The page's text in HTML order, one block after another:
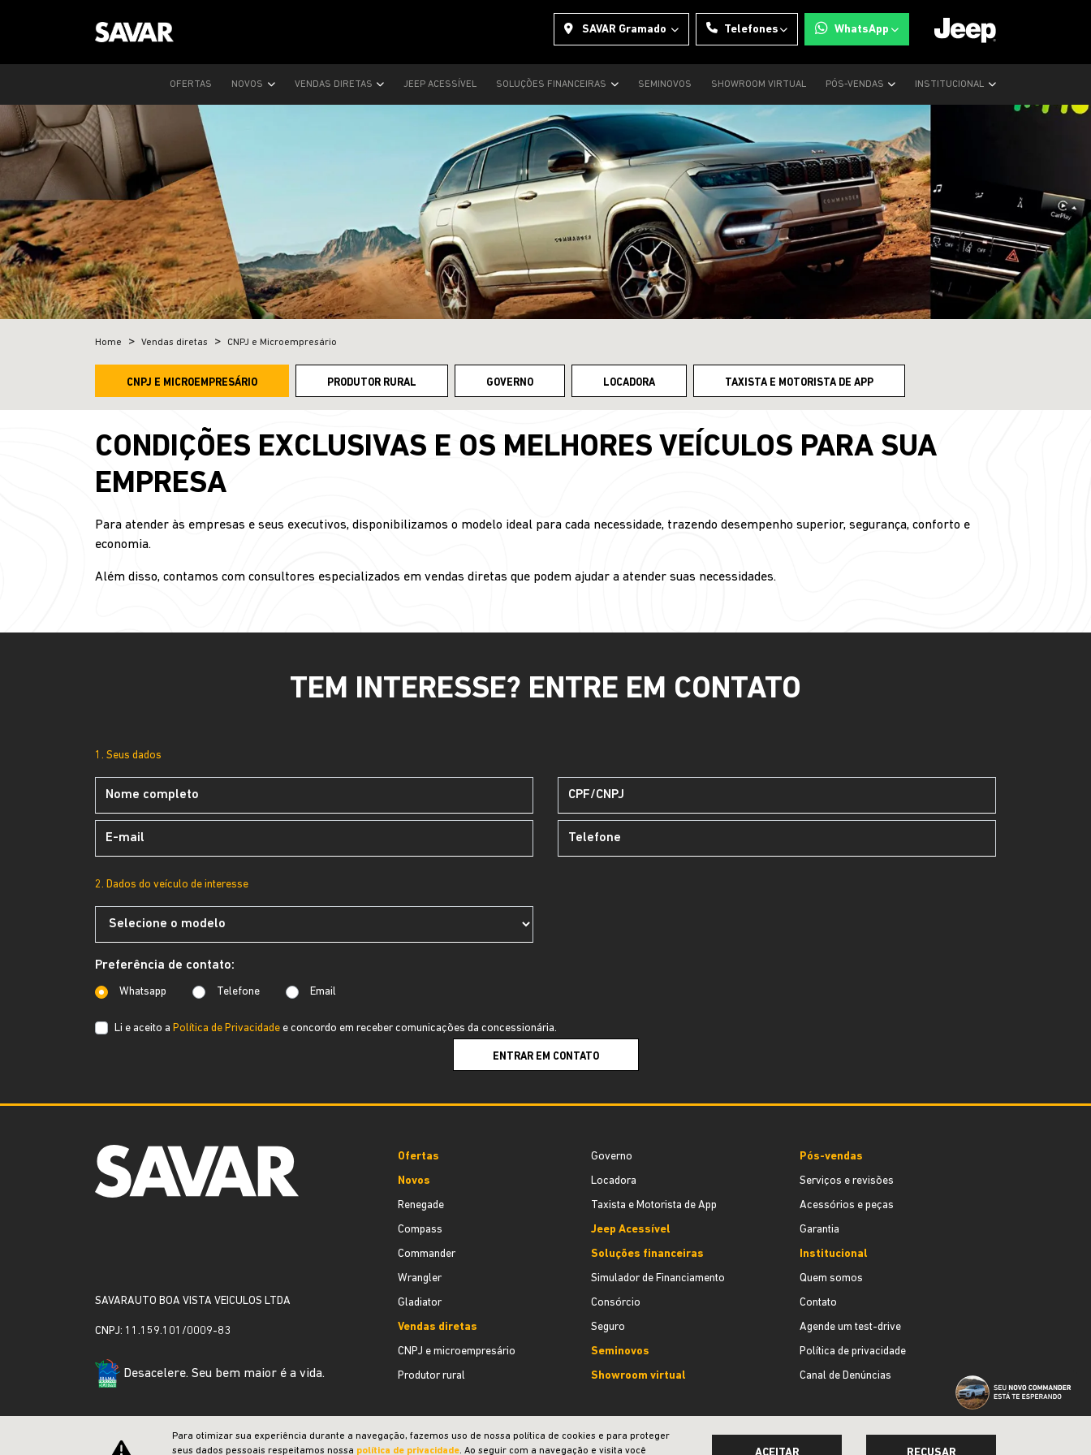
SAVAR Gramado Telefones WhatsApp
OFERTAS NOVOS VENDAS DIRETAS JEEP ACESSÍVEL SOLUÇÕES FINANCEIRAS SEMINOVOS SHOWROOM VIRTUAL PÓS-VENDAS INSTITUCIONAL
Home Vendas diretas CNPJ e Microempresário
CNPJ E MICROEMPRESÁRIO PRODUTOR RURAL GOVERNO LOCADORA TAXISTA E MOTORISTA DE APP
CONDIÇÕES EXCLUSIVAS E OS MELHORES VEÍCULOS PARA SUA
EMPRESA
Para atender às empresas e seus executivos, disponibilizamos o modelo ideal para cada necessidade, trazendo desempenho superior, segurança, conforto e
economia.
Além disso, contamos com consultores especializados em vendas diretas que podem ajudar a atender suas necessidades.
TEM INTERESSE? ENTRE EM CONTATO
1. Seus dados
2. Dados do veículo de interesse
Preferência de contato:
Whatsapp Telefone Email
Li e aceito a Política de Privacidade e concordo em receber comunicações da concessionária.
ENTRAR EM CONTATO
SAVARAUTO BOA VISTA VEICULOS LTDA
CNPJ: 11.159.101/0009-83
Desacelere. Seu bem maior é a vida.
Ofertas
Novos
Renegade
Compass
Commander
Wrangler
Gladiator
Vendas diretas
CNPJ e microempresário
Produtor rural
Governo
Locadora
Taxista e Motorista de App
Jeep Acessível
Soluções financeiras
Simulador de Financiamento
Consórcio
Seguro
Seminovos
Showroom virtual
Pós-vendas
Serviços e revisões
Acessórios e peças
Garantia
Institucional
Quem somos
Contato
Agende um test-drive
Política de privacidade
Canal de Denúncias
Para otimizar sua experiência durante a navegação, fazemos uso de nossa política de cookies e para proteger
seus dados pessoais respeitamos nossa política de privacidade. Ao seguir com a navegação e visita você ACEITAR RECUSAR